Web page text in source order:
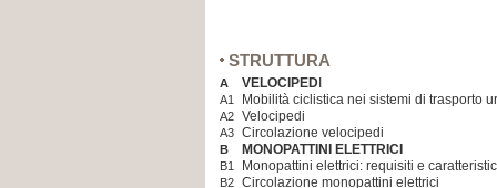
STRUTTURA
A VELOCIPED
A1 Mobilità ciclistica nei sistemi di trasporto
A2 Velocipedi
A3 Circolazione velocipedi
B MONOPATTINI ELETTRICI
B1 Monopattini elettrici: requisiti e
B2 Circolazione monopattini elettrici